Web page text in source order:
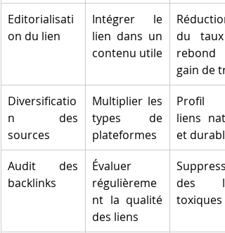
Editorialisati
on du lien
Intégrer le
lien dans un
contenu utile
Réduction
du taux
gain de
Diversificatio
n des
sources
Multiplier les
types de
plateformes
Profil
liens
et durable
Audit des
backlinks
Évaluer
régulièreme
nt la qualité
des liens
des
toxiques